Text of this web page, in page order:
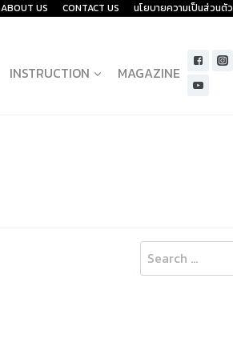
ABOUT US CONTACT US นโยบายความเป็นส่วนตัว
INSTRUCTION MAGAZINE
Search
for: